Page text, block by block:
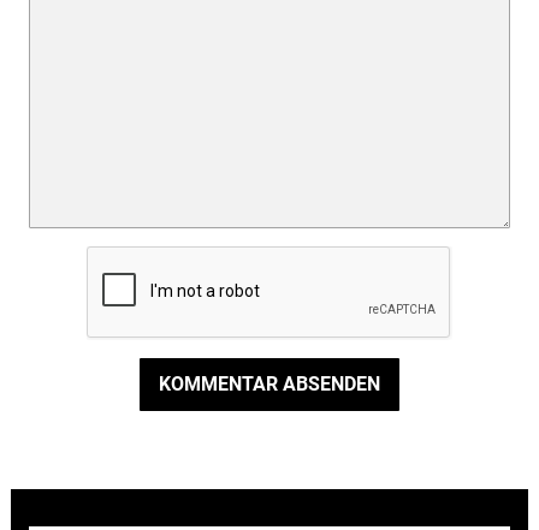
KOMMENTAR ABSENDEN